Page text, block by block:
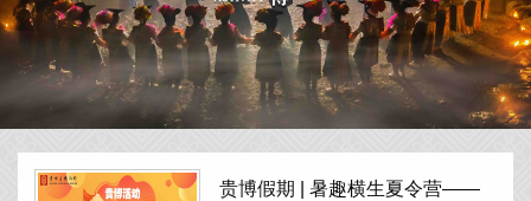
贵博假期 | 暑趣横生夏令营——